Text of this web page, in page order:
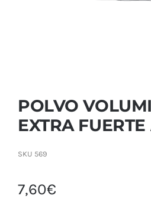
POLVO
EXTRA FUERTE
SKU 569
7,60€